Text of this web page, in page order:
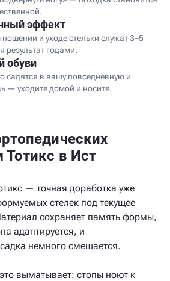
эффект
и уходе стельки служат 3–5
результат годами.
обуви
садятся в вашу повседневную и
— уходите домой и носите.
в Ист
— точная доработка уже
стелек под текущее
сохраняет память формы,
адаптируется, и
немного смещается.
выматывает: стопы ноют к